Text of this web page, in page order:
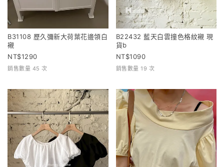
B31108 歷久彌新大荷葉花邊領白
襯
1290
銷售數量 45 次
B22432 藍天白雲撞色格紋襯 現
貨b
1090
銷售數量 19 次